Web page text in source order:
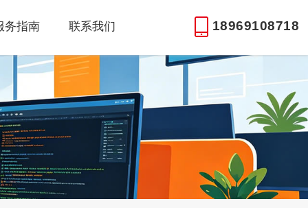
18969108718
务指南 联系我们